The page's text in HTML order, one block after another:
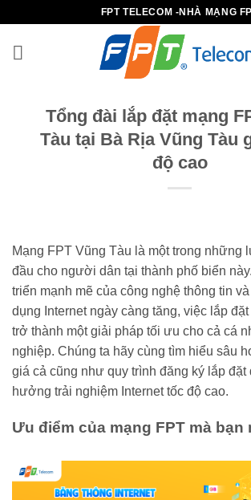
FPT TELECOM -NHÀ MẠNG
Tổng đài lắp đặt mạng
Tàu tại Bà Rịa Vũng Tàu
độ cao
Mạng FPT Vũng Tàu là một trong những
đầu cho người dân tại thành phố biển
triển mạnh mẽ của công nghệ thông tin
dụng Internet ngày càng tăng, việc lắp
trở thành một giải pháp tối ưu cho cả cá
nghiệp. Chúng ta hãy cùng tìm hiểu sâu
giá cả cũng như quy trình đăng ký lắp đặt
hưởng trải nghiệm Internet tốc độ cao.
Ưu điểm của mạng FPT mà bạn